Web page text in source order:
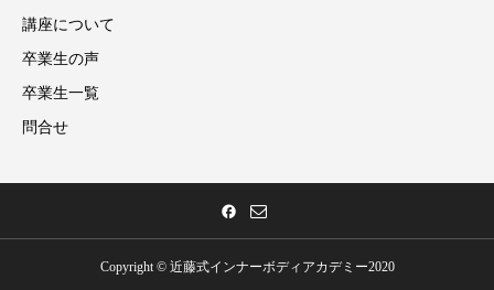
講座について
卒業生の声
卒業生一覧
問合せ
Copyright © 近藤式インナーボディアカデミー2020